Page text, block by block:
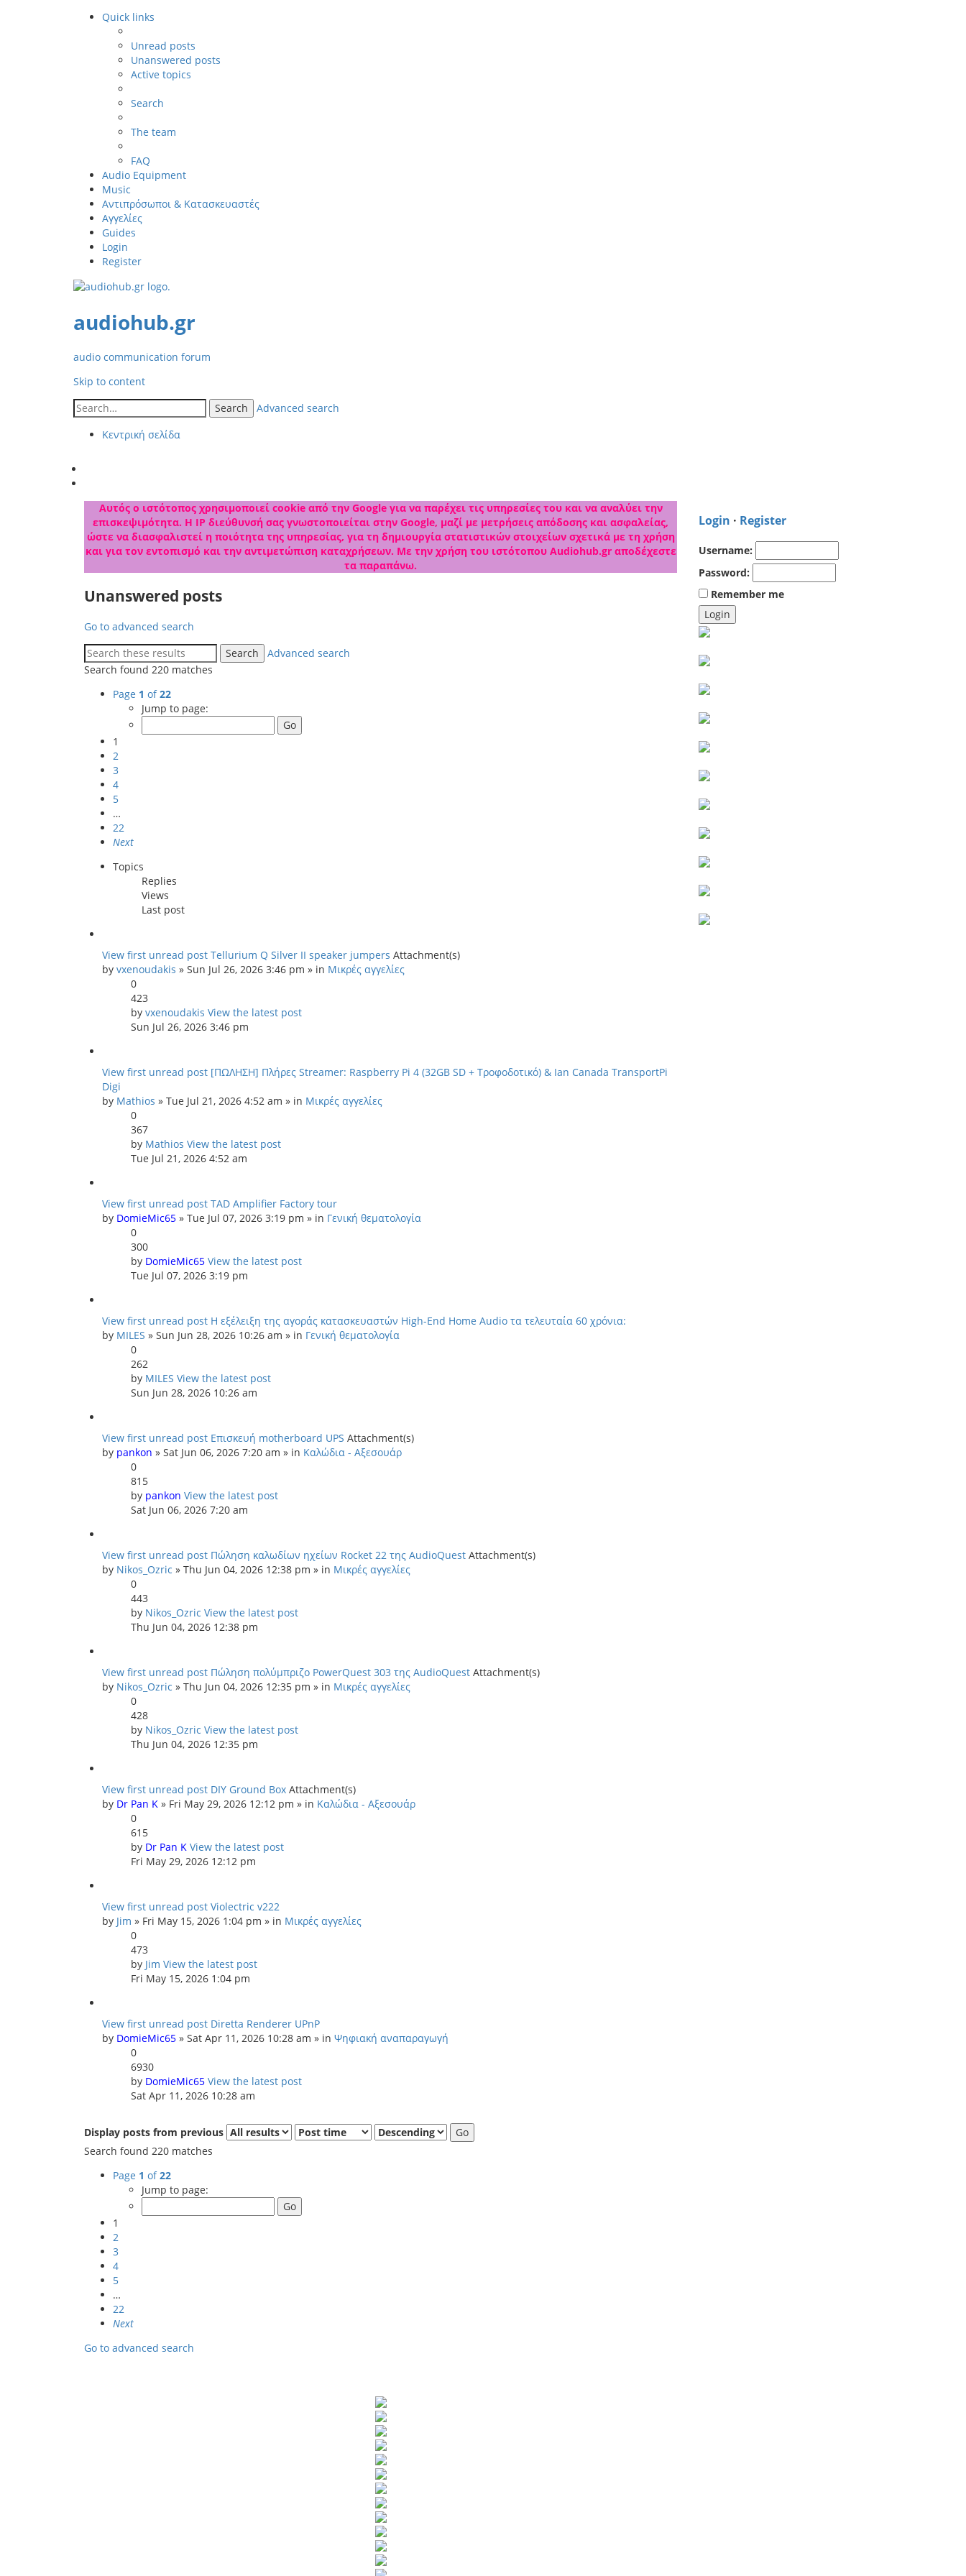
Quick links
Unread posts
Unanswered posts
Active topics
Search
The team
FAQ
Audio Equipment
Music
Αντιπρόσωποι & Κατασκευαστές
Αγγελίες
Guides
Login
Register
audiohub.gr
audio communication forum
Skip to content
Search
Advanced search
Κεντρική σελίδα
Αυτός ο ιστότοπος χρησιμοποιεί cookie από την Google για να παρέχει τις υπηρεσίες του και να αναλύει την
επισκεψιμότητα. Η IP διεύθυνσή σας γνωστοποιείται στην Google, μαζί με μετρήσεις απόδοσης και ασφαλείας,
ώστε να διασφαλιστεί η ποιότητα της υπηρεσίας, για τη δημιουργία στατιστικών στοιχείων σχετικά με τη χρήση
και για τον εντοπισμό και την αντιμετώπιση καταχρήσεων. Με την χρήση του ιστότοπου Audiohub.gr αποδέχεστε
τα παραπάνω.
Unanswered posts
Go to advanced search
Search
Advanced search
Search found 220 matches
Page 1 of22
Jump to page:
1
2
3
4
5
…
22
Next
Topics
Replies
Views
Last post
View first unread post Tellurium Q Silver II speaker jumpers Attachment(s)
by vxenoudakis » Sun Jul 26, 2026 3:46 pm » in Μικρές αγγελίες
0
423
by vxenoudakis View the latest post
Sun Jul 26, 2026 3:46 pm
View first unread post [ΠΩΛΗΣΗ] Πλήρες Streamer: Raspberry Pi 4 (32GB SD + Τροφοδοτικό) & Ian Canada TransportPi
Digi
by Mathios » Tue Jul 21, 2026 4:52 am » in Μικρές αγγελίες
0
367
by Mathios View the latest post
Tue Jul 21, 2026 4:52 am
View first unread post TAD Amplifier Factory tour
by DomieMic65 » Tue Jul 07, 2026 3:19 pm » in Γενική θεματολογία
0
300
by DomieMic65 View the latest post
Tue Jul 07, 2026 3:19 pm
View first unread post Η εξέλειξη της αγοράς κατασκευαστών High-End Home Audio τα τελευταία 60 χρόνια:
by MILES » Sun Jun 28, 2026 10:26 am » in Γενική θεματολογία
0
262
by MILES View the latest post
Sun Jun 28, 2026 10:26 am
View first unread post Επισκευή motherboard UPS Attachment(s)
by pankon » Sat Jun 06, 2026 7:20 am » in Καλώδια - Αξεσουάρ
0
815
by pankon View the latest post
Sat Jun 06, 2026 7:20 am
View first unread post Πώληση καλωδίων ηχείων Rocket 22 της AudioQuest Attachment(s)
by Nikos_Ozric » Thu Jun 04, 2026 12:38 pm » in Μικρές αγγελίες
0
443
by Nikos_Ozric View the latest post
Thu Jun 04, 2026 12:38 pm
View first unread post Πώληση πολύμπριζο PowerQuest 303 της AudioQuest Attachment(s)
by Nikos_Ozric » Thu Jun 04, 2026 12:35 pm » in Μικρές αγγελίες
0
428
by Nikos_Ozric View the latest post
Thu Jun 04, 2026 12:35 pm
View first unread post DIY Ground Box Attachment(s)
by Dr Pan K » Fri May 29, 2026 12:12 pm » in Καλώδια - Αξεσουάρ
0
615
by Dr Pan K View the latest post
Fri May 29, 2026 12:12 pm
View first unread post Violectric v222
by Jim » Fri May 15, 2026 1:04 pm » in Μικρές αγγελίες
0
473
by Jim View the latest post
Fri May 15, 2026 1:04 pm
View first unread post Diretta Renderer UPnP
by DomieMic65 » Sat Apr 11, 2026 10:28 am » in Ψηφιακή αναπαραγωγή
0
6930
by DomieMic65 View the latest post
Sat Apr 11, 2026 10:28 am
Display posts from previous
Search found 220 matches
Page 1 of22
Jump to page:
1
2
3
4
5
…
22
Next
Go to advanced search
Login · Register
Username:
Password:
Remember me